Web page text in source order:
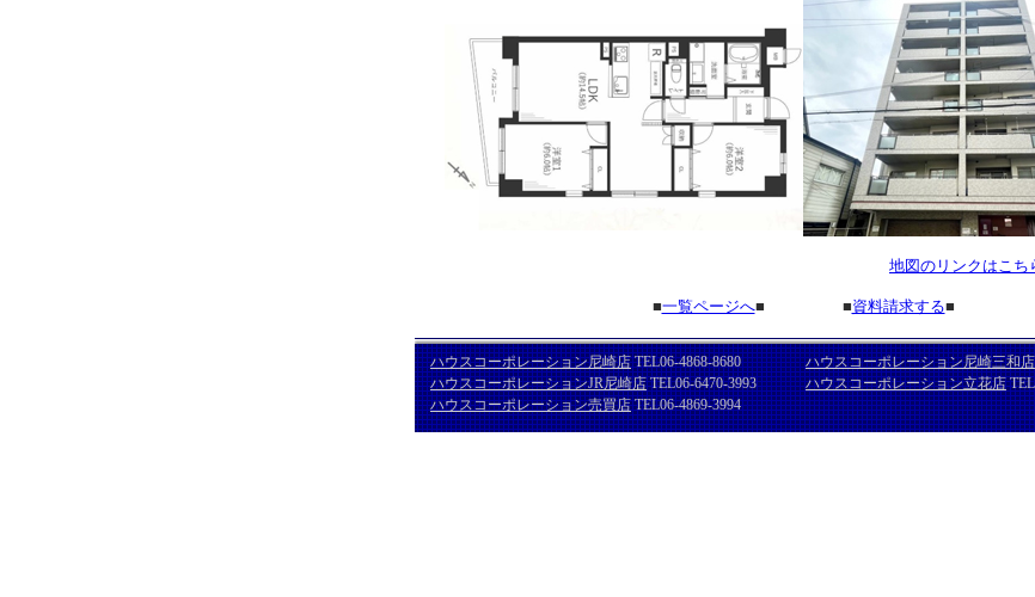
地図のリンクはこち
■一覧ページへ■ ■資料請求する■
ハウスコーポレーション尼崎店TEL06-4868-8680 ハウスコーポレーション尼崎三和店
ハウスコーポレーションJR尼崎店TEL06-6470-3993 ハウスコーポレーション立花店
ハウスコーポレーション売買店TEL06-4869-3994